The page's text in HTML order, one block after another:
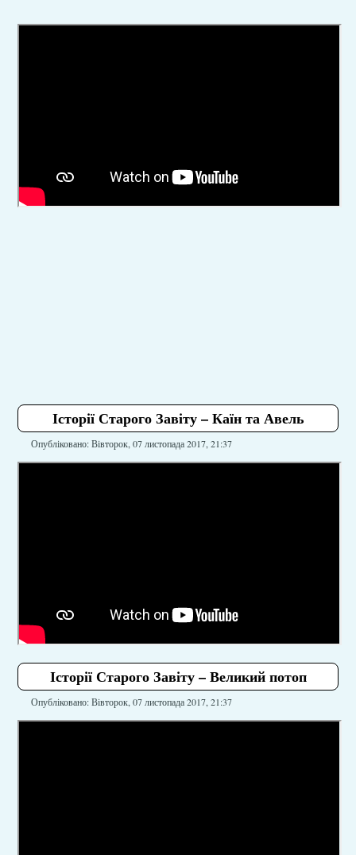
Історії Старого Завіту – Каїн та Авель
Опубліковано: Вівторок, 07 листопада 2017, 21:37
Історії Старого Завіту – Великий потоп
Опубліковано: Вівторок, 07 листопада 2017, 21:37